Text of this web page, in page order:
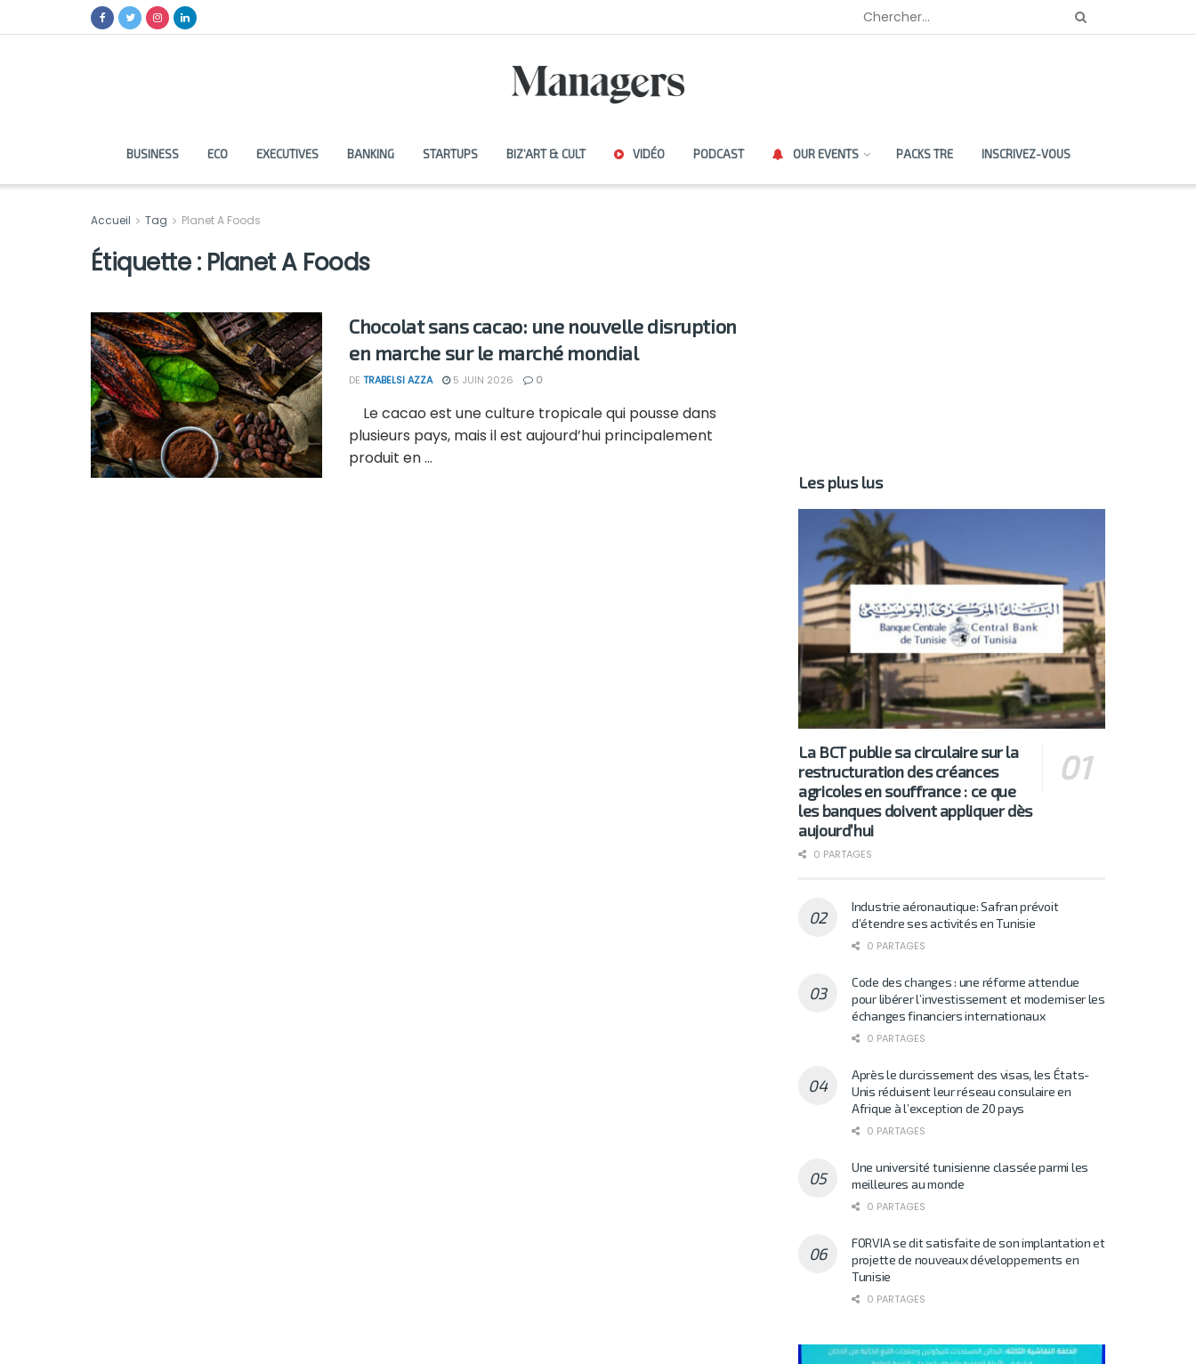
BUSINESS ECO EXECUTIVES BANKING STARTUPS BIZ’ART & CULT VIDÉO PODCAST OUR EVENTS PACKS TRE INSCRIVEZ-VOUS
Accueil Tag Planet A Foods
Étiquette : Planet A Foods
Chocolat sans cacao: une nouvelle disruption
en marche sur le marché mondial
DE TRABELSI AZZA 5 JUIN 2026 0
Le cacao est une culture tropicale qui pousse dans
plusieurs pays, mais il est aujourd’hui principalement
produit en ...
Les plus lus
La BCT publie sa circulaire sur la
restructuration des créances
agricoles en souffrance : ce que
les banques doivent appliquer dès
aujourd’hui
0 PARTAGES
Industrie aéronautique: Safran prévoit
d’étendre ses activités en Tunisie
0 PARTAGES
Code des changes : une réforme attendue
pour libérer l’investissement et moderniser les
échanges financiers internationaux
0 PARTAGES
Après le durcissement des visas, les États-
Unis réduisent leur réseau consulaire en
Afrique à l’exception de 20 pays
0 PARTAGES
Une université tunisienne classée parmi les
meilleures au monde
0 PARTAGES
FORVIA se dit satisfaite de son implantation et
projette de nouveaux développements en
Tunisie
0 PARTAGES